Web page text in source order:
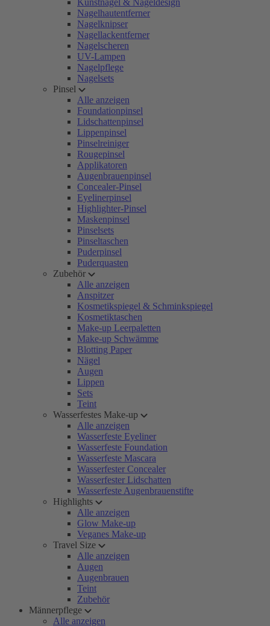
Kunstnägel & Nageldesign
Nagelhautentferner
Nagelknipser
Nagellackentferner
Nagelscheren
UV-Lampen
Nagelpflege
Nagelsets
Pinsel
Alle anzeigen
Foundationpinsel
Lidschattenpinsel
Lippenpinsel
Pinselreiniger
Rougepinsel
Applikatoren
Augenbrauenpinsel
Concealer-Pinsel
Eyelinerpinsel
Highlighter-Pinsel
Maskenpinsel
Pinselsets
Pinseltaschen
Puderpinsel
Puderquasten
Zubehör
Alle anzeigen
Anspitzer
Kosmetikspiegel & Schminkspiegel
Kosmetiktaschen
Make-up Leerpaletten
Make-up Schwämme
Blotting Paper
Nägel
Augen
Lippen
Sets
Teint
Wasserfestes Make-up
Alle anzeigen
Wasserfeste Eyeliner
Wasserfeste Foundation
Wasserfeste Mascara
Wasserfester Concealer
Wasserfester Lidschatten
Wasserfeste Augenbrauenstifte
Highlights
Alle anzeigen
Glow Make-up
Veganes Make-up
Travel Size
Alle anzeigen
Augen
Augenbrauen
Teint
Zubehör
Männerpflege
Alle anzeigen